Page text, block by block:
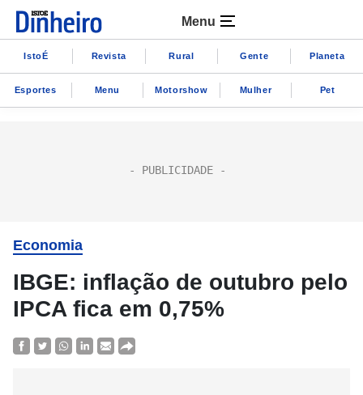
Menu
IstoÉ Revista Rural Gente Planeta
Esportes Menu Motorshow Mulher Pet
Economia
IBGE: inflação de outubro pelo
IPCA fica em 0,75%